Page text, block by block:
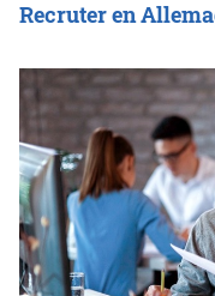
Recruter en